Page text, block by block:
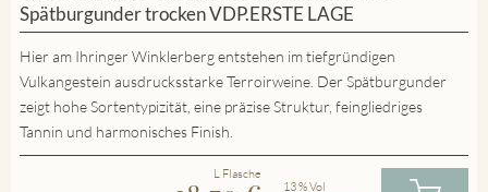
Spätburgunder trocken VDP.ERSTE LAGE
Hier am Ihringer Winklerberg entstehen im tiefgründigen
Vulkangestein ausdrucksstarke Terroirweine. Der Spätburgunder
zeigt hohe Sortentypizität, eine präzise Struktur, feingliedriges
Tannin und harmonisches Finish.
L Flasche
13 % Vol